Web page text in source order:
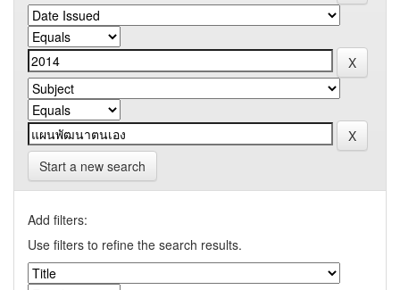
Start a new search
Add filters:
Use filters to refine the search results.